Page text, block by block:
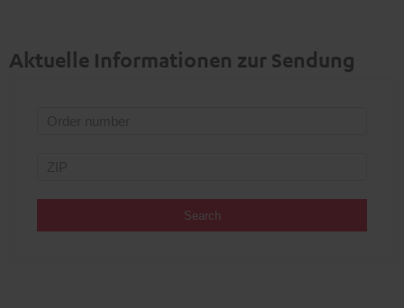
Aktuelle Informationen zur Sendung
Search